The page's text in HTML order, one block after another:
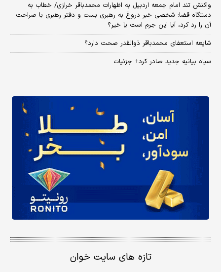
واکنش تند امام جمعه اردبیل به اظهارات محمدباقر خرازی/ خطاب به
دستگاه قضا: شخصی خبر دروغ به رهبری بست و دفتر رهبری با صراحت
آن را رد کرد، آیا این جرم است یا خیر؟
شایعه استعفای محمدباقر ذوالقدر صحت دارد؟
سپاه بیانیه جدید صادر کرد+ جزئیات
تازه های سایت خوان